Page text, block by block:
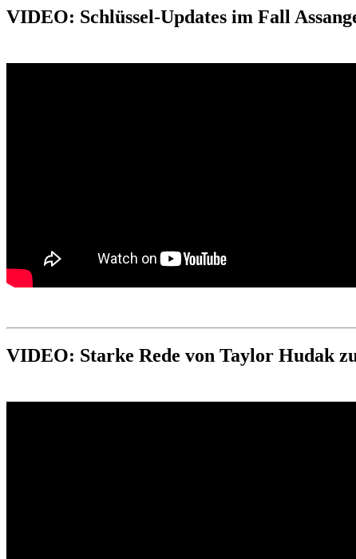
VIDEO: Schlüssel-Updates im Fall
VIDEO: Starke Rede von Taylor Hudak